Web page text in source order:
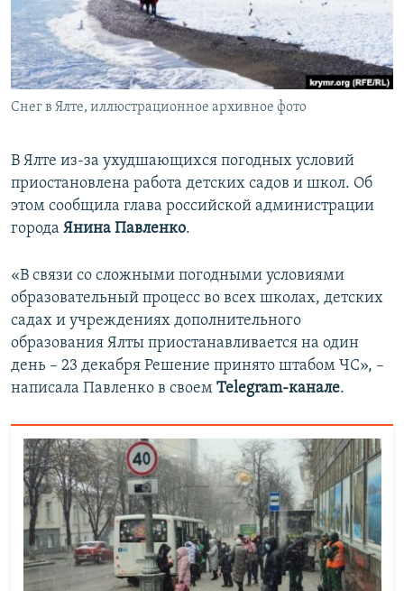
ПОБЕДИТЕЛЕЙ НЕ СУДЯТ?
КРЫМ.НЕПОКОРЕННЫЙ
ELIFBE
УКРАИНСКАЯ ПРОБЛЕМА КРЫМА
ПРИСОЕДИНЯЙТЕСЬ!
Снег в Ялте, иллюстрационное архивное фото
В Ялте из-за ухудшающихся погодных условий
приостановлена работа детских садов и школ. Об
этом сообщила глава российской администрации
города Янина Павленко.
«В связи со сложными погодными условиями
образовательный процесс во всех школах, детских
садах и учреждениях дополнительного
образования Ялты приостанавливается на один
день – 23 декабря Решение принято штабом ЧС», –
написала Павленко в своем Telegram-канале.